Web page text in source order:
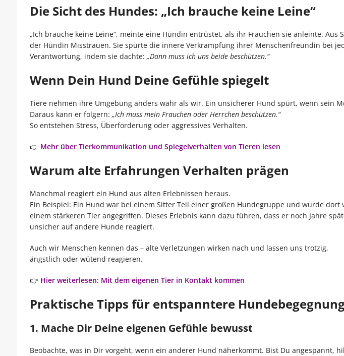
Die Sicht des Hundes: „Ich brauche keine Leine“
„Ich brauche keine Leine“, meinte eine Hündin entrüstet, als ihr Frauchen sie anleinte. Aus
der Hündin Misstrauen. Sie spürte die innere Verkrampfung ihrer Menschenfreundin bei
Verantwortung, indem sie dachte: „Dann muss ich uns beide beschützen.“
Wenn Dein Hund Deine Gefühle spiegelt
Tiere nehmen ihre Umgebung anders wahr als wir. Ein unsicherer Hund spürt, wenn sein
Daraus kann er folgern: „Ich muss mein Frauchen oder Herrchen beschützen.“
So entstehen Stress, Überforderung oder aggressives Verhalten.
👉 Mehr über Tierkommunikation und Spiegelverhalten von Tieren lesen
Warum alte Erfahrungen Verhalten prägen
Manchmal reagiert ein Hund aus alten Erlebnissen heraus.
Ein Beispiel: Ein Hund war bei einem Sitter Teil einer großen Hundegruppe und wurde dort
einem stärkeren Tier angegriffen. Dieses Erlebnis kann dazu führen, dass er noch Jahre
unsicher auf andere Hunde reagiert.
Auch wir Menschen kennen das – alte Verletzungen wirken nach und lassen uns trotzig,
ängstlich oder wütend reagieren.
👉 Hier weiterlesen: Mit dem eigenen Tier in Kontakt kommen
Praktische Tipps für entspanntere
1. Mache Dir Deine eigenen Gefühle bewusst
Beobachte, was in Dir vorgeht, wenn ein anderer Hund näherkommt. Bist Du angespannt,